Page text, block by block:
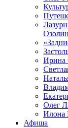
Ирина
Олег
Илона
Афиша